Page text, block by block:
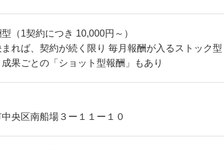
（1契約につき 10,000円～）
れば、契約が続く限り 毎月報酬が入るストック型
果ごとの「ショット型報酬」もあり
央区南船場３ー１１ー１０